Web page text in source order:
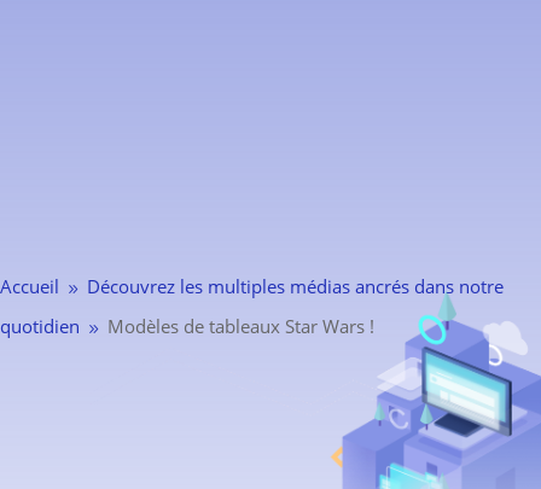
Accueil 9 Découvrez les multiples médias ancrés dans notre
quotidien 9 Modèles de tableaux Star Wars !